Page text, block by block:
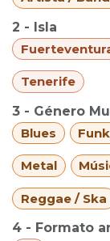
2 - Isla
Tenerife
3 - Género
Blues
Metal
Reggae / Ska
4 - Formato